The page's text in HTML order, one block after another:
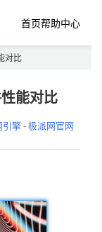
首页帮助中心
对比
能对比
擎 - 极派网官网